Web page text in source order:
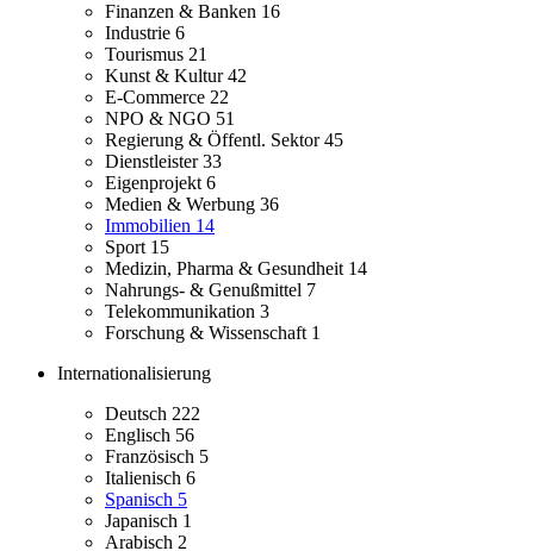
Finanzen & Banken 16
Industrie 6
Tourismus 21
Kunst & Kultur42
E-Commerce 22
NPO & NGO 51
Regierung & Öffentl. Sektor45
Dienstleister33
Eigenprojekt 6
Medien & Werbung 36
Immobilien 14
Sport 15
Medizin, Pharma & Gesundheit 14
Nahrungs- & Genußmittel 7
Telekommunikation 3
Forschung & Wissenschaft 1
Internationalisierung
Deutsch 222
Englisch 56
Französisch 5
Italienisch 6
Spanisch 5
Japanisch 1
Arabisch 2